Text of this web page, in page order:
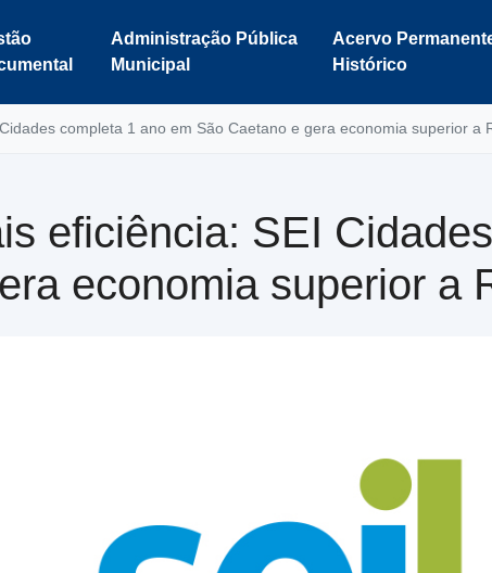
Administração Pública
Municipal
Acervo
Histórico
completa 1 ano em São Caetano e gera economia superior a
eficiência: SEI
economia superior a